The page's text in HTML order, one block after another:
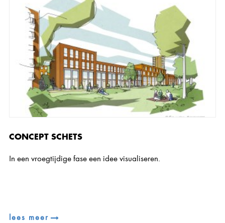
CONCEPT SCHETS
In een vroegtijdige fase een idee visualiseren.
lees meer